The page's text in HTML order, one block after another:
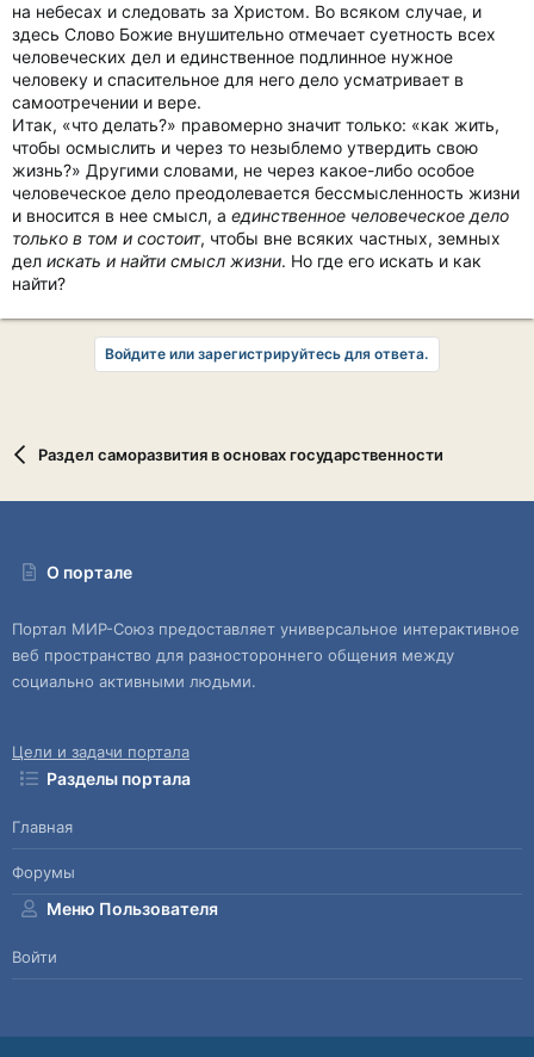
на небесах и следовать за Христом. Во всяком случае, и
здесь Слово Божие внушительно отмечает суетность всех
человеческих дел и единственное подлинное нужное
человеку и спасительное для него дело усматривает в
самоотречении и вере.
Итак, «что делать?» правомерно значит только: «как жить,
чтобы осмыслить и через то незыблемо утвердить свою
жизнь?» Другими словами, не через какое-либо особое
человеческое дело преодолевается бессмысленность жизни
и вносится в нее смысл, а единственное человеческое дело
только в том и состоит, чтобы вне всяких частных, земных
дел искать и найти смысл жизни. Но где его искать и как
найти?
Войдите или зарегистрируйтесь для ответа.
Раздел саморазвития в основах государственности
О портале
Портал МИР-Союз предоставляет универсальное интерактивное
веб пространство для разностороннего общения между
социально активными людьми.
Цели и задачи портала
Разделы портала
Главная
Форумы
Меню Пользователя
Войти